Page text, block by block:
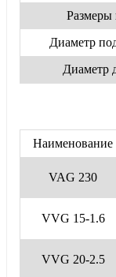
Размеры
Диаметр
Диаметр
Наименование
VAG 230
VVG 15-1.6
VVG 20-2.5